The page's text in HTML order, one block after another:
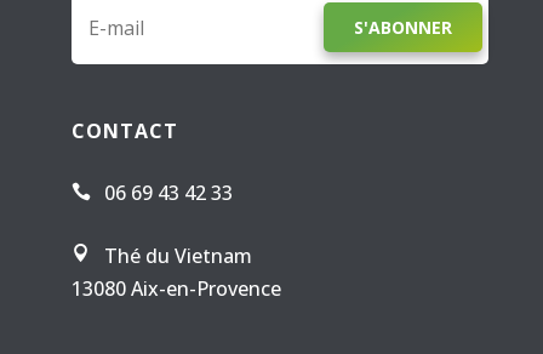
S'ABONNER
CONTACT
 06 69 43 42 33

Thé du Vietnam
13080 Aix-en-Provence